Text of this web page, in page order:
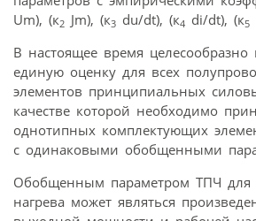
Um), (к2 Jm), (к3 du/dt), (к4 di/dt), (к5
В настоящее время целесообразно
единую оценку для всех
элементов принципиальных
качестве которой необходимо
однотипных комплектующих
с одинаковыми обобщенными
Обобщенным параметром ТПЧ для
нагрева может являться